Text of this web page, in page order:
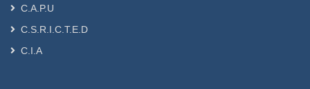
C.A.P.U
C.S.R.I.C.T.E.D
C.I.A